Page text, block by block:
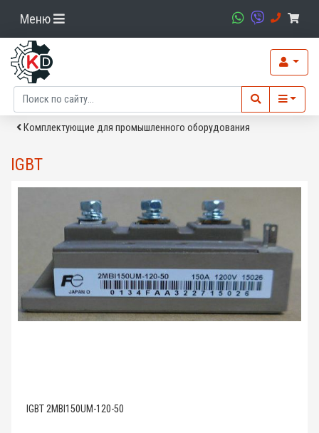
Меню
Комплектующие для промышленного оборудования
IGBT
IGBT 2MBI150UM-120-50